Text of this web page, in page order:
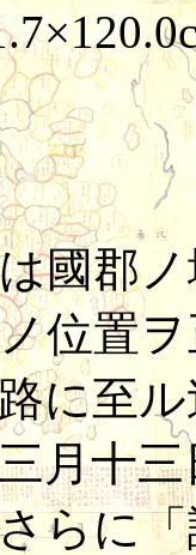
國郡
位置
に至
月十
らに